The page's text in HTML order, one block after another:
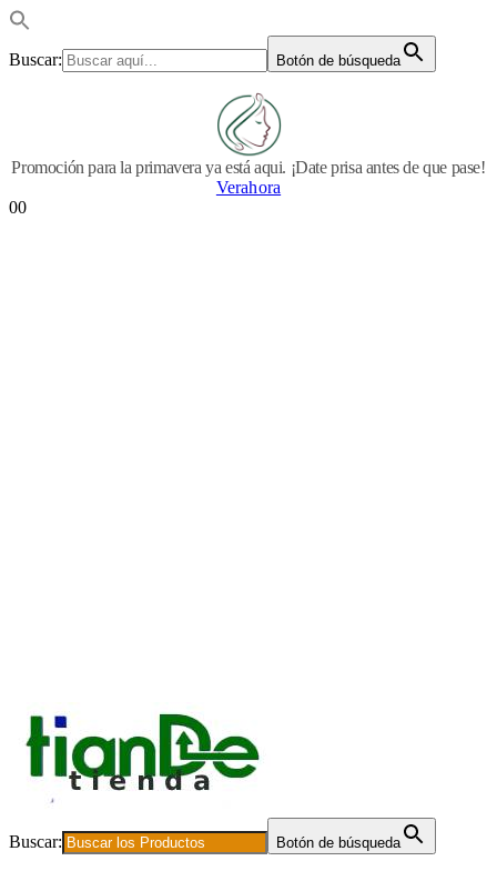
Buscar: Botón de búsqueda
Promoción para la primavera ya está aqui. ¡Date prisa antes de que pase!
Verahora
00
Buscar: Botón de búsqueda